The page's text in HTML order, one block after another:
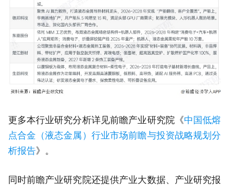
更多本行业研究分析详见前瞻产业研究院《中国低熔
点合金（液态金属）行业市场前瞻与投资战略规划分
析报告》。
同时前瞻产业研究院还提供产业大数据、产业研究报